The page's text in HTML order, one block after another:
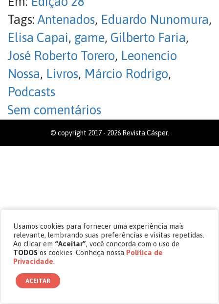
Tags: Antenados, Eduardo Nunomura,
Elisa Capai, game, Gilberto Faria,
José Roberto Torero, Leonencio
Nossa, Livros, Márcio Rodrigo,
Podcasts
Sem comentários
© copyright 2017 - 2026 Revista Cásper.
Usamos cookies para fornecer uma experiência mais
relevante, lembrando suas preferências e visitas repetidas.
Ao clicar em “Aceitar”, você concorda com o uso de
TODOS os cookies. Conheça nossa Política de
Privacidade
ACEITAR